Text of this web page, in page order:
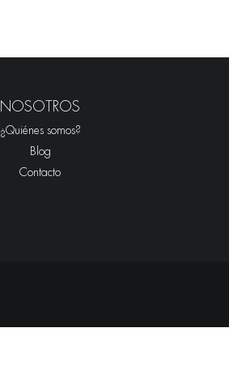
NOSOTROS
¿Quiénes somos?
Blog
Contacto